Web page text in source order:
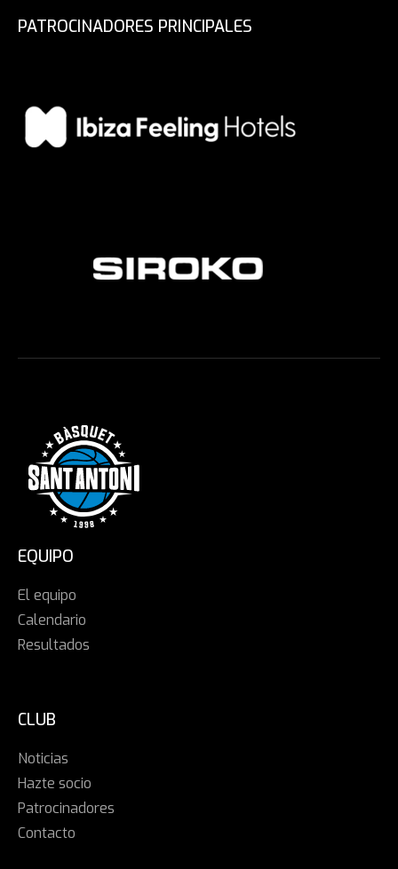
PATROCINADORES PRINCIPALES
EQUIPO
El equipo
Calendario
Resultados
CLUB
Noticias
Hazte socio
Patrocinadores
Contacto